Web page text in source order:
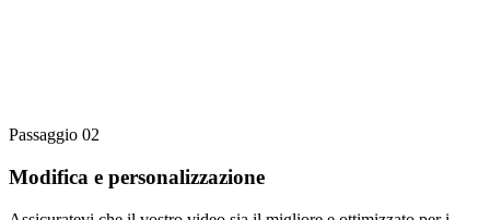
Passaggio 02
Modifica e personalizzazione